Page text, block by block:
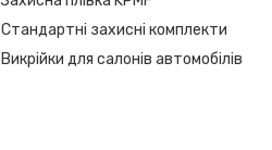
Стандартні захисні комплекти
Викрійки для салонів автомобілів